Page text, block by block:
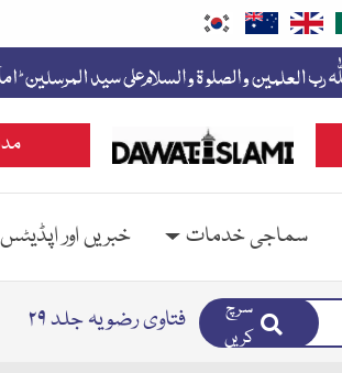
سماجی خدمات خبریں اور اپڈیٹس
فتاوی رضویہ جلد ۲۹
سرچ
کریں